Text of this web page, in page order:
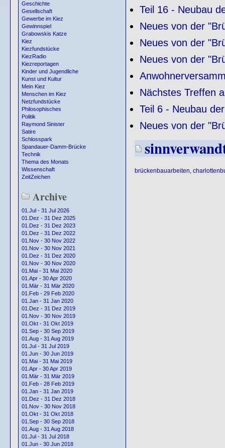
Geschichte
Gesellschaft
Gewerbe im Kiez
Gewinnspiel
Grabowskis Katze
Kiez
Kiezfundstücke
KiezRadio
Kiezreportagen
Kinder und Jugendliche
Kunst und Kultur
Mein Kiez
Menschen im Kiez
Netzfundstücke
Philosophisches
Politik
Raymond Sinister
Satire
Schlosspark
Spandauer-Damm-Brücke
Technik
Thema des Monats
Wissenschaft
ZeitZeichen
Archive
01.Jul - 31 Jul 2026
01.Dez - 31 Dez 2025
01.Dez - 31 Dez 2023
01.Dez - 31 Dez 2022
01.Nov - 30 Nov 2022
01.Nov - 30 Nov 2021
01.Dez - 31 Dez 2020
01.Nov - 30 Nov 2020
01.Mai - 31 Mai 2020
01.Apr - 30 Apr 2020
01.Mär - 31 Mär 2020
01.Feb - 29 Feb 2020
01.Jan - 31 Jan 2020
01.Dez - 31 Dez 2019
01.Nov - 30 Nov 2019
01.Okt - 31 Okt 2019
01.Sep - 30 Sep 2019
01.Aug - 31 Aug 2019
01.Jul - 31 Jul 2019
01.Jun - 30 Jun 2019
01.Mai - 31 Mai 2019
01.Apr - 30 Apr 2019
01.Mär - 31 Mär 2019
01.Feb - 28 Feb 2019
01.Jan - 31 Jan 2019
01.Dez - 31 Dez 2018
01.Nov - 30 Nov 2018
01.Okt - 31 Okt 2018
01.Sep - 30 Sep 2018
01.Aug - 31 Aug 2018
01.Jul - 31 Jul 2018
01.Jun - 30 Jun 2018
Teil 16 - Neubau
Neues von der
Neues von der
Neues von der
Nächstes Treffen
Teil 6 - Neubau
Neues von der
brückenbauarbeiten